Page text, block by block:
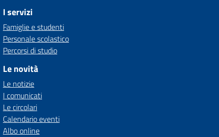
I servizi
Famiglie e studenti
Personale scolastico
Percorsi di studio
Le novità
Le notizie
I comunicati
Le circolari
Calendario eventi
Albo online